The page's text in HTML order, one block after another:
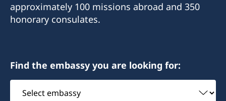
approximately 100 missions abroad and 350
honorary consulates.
Find the embassy you are looking for:
Select
embassy